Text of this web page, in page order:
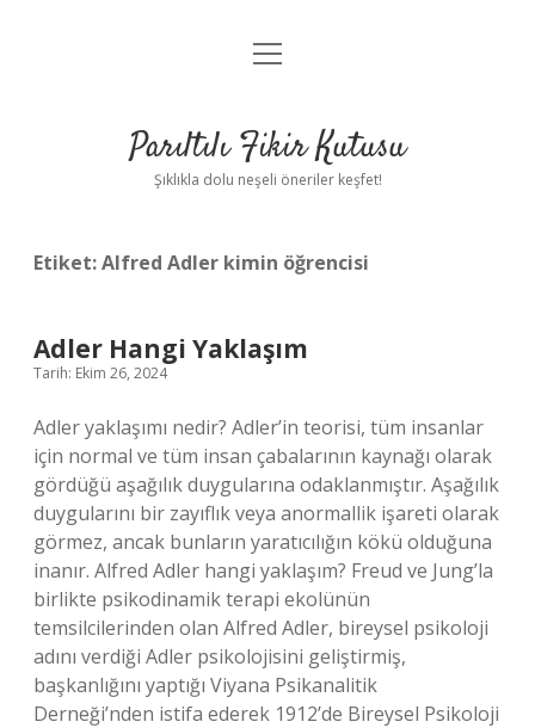
Anasayfa
Yasal Uyarı
menüyü
Parıltılı Fikir Kutusu
Şıklıkla dolu neşeli öneriler keşfet!
Etiket:Alfred Adler kimin öğrencisi
Adler Hangi Yaklaşım
Tarih: Ekim 26, 2024
Adler yaklaşımı nedir? Adler’in teorisi, tüm insanlar
için normal ve tüm insan çabalarının kaynağı olarak
gördüğü aşağılık duygularına odaklanmıştır. Aşağılık
duygularını bir zayıflık veya anormallik işareti olarak
görmez, ancak bunların yaratıcılığın kökü olduğuna
inanır. Alfred Adler hangi yaklaşım? Freud ve Jung’la
birlikte psikodinamik terapi ekolünün
temsilcilerinden olan Alfred Adler, bireysel psikoloji
adını verdiği Adler psikolojisini geliştirmiş,
başkanlığını yaptığı Viyana Psikanalitik
Derneği’nden istifa ederek 1912’de Bireysel Psikoloji